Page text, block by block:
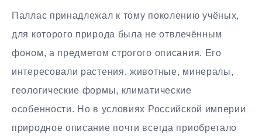
Паллас принадлежал к тому поколению учёных,
для которого природа была не отвлечённым
фоном, а предметом строгого описания. Его
интересовали растения, животные, минералы,
геологические формы, климатические
особенности. Но в условиях Российской империи
природное описание почти всегда приобретало